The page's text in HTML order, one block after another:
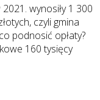
wynosiły 1 300
czyli gmina
podnosić opłaty?
160 tysięcy